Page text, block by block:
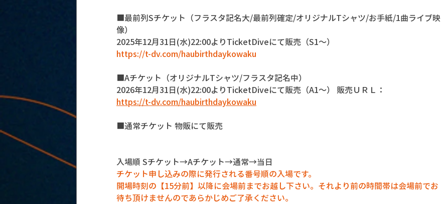
■最前列Sチケット（フラスタ記名大/最前列確定/オリジナルTシャツ/お手紙/1曲ライブ映
像）
2025年12月31日(水)22:00よりTicketDiveにて販売（S1～）
https://t-dv.com/haubirthdaykowaku
■Aチケット（オリジナルTシャツ/フラスタ記名中）
2026年12月31日(水)22:00よりTicketDiveにて販売（A1～） 販売ＵＲＬ：
https://t-dv.com/haubirthdaykowaku
■通常チケット 物販にて販売
入場順 Sチケット→Aチケット→通常→当日
チケット申し込みの際に発行される番号順の入場です。
開場時刻の【15分前】以降に会場前までお越し下さい。それより前の時間帯は会場前でお
待ち頂けませんのであらかじめご了承ください。